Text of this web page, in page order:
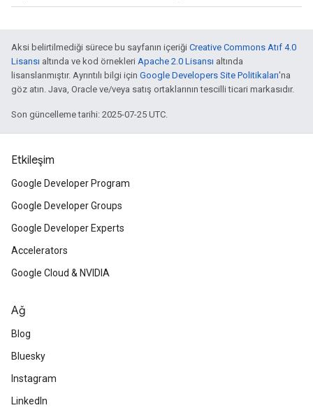
Aksi belirtilmediği sürece bu sayfanın içeriği Creative Commons Atıf 4.0
Lisansı altında ve kod örnekleri Apache 2.0 Lisansı altında
lisanslanmıştır. Ayrıntılı bilgi için Google Developers Site Politikaları'na
göz atın. Java, Oracle ve/veya satış ortaklarının tescilli ticari markasıdır.
Son güncelleme tarihi: 2025-07-25 UTC.
Etkileşim
Google Developer Program
Google Developer Groups
Google Developer Experts
Accelerators
Google Cloud & NVIDIA
Ağ
Blog
Bluesky
Instagram
LinkedIn